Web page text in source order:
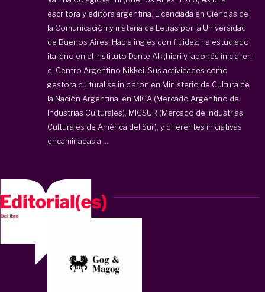
escritora y editora argentina. Licenciada en Ciencias de
la Comunicación y materia de Letras por la Universidad
de Buenos Aires. Habla inglés con fluidez, ha estudiado
italiano en el instituto Dante Alighieri y japonés inicial en
el Centro Argentino Nikkei. Sus actividades como
gestora cultural se iniciaron en Ministerio de Cultura de
la Nación Argentina, en MICA (Mercado Argentino de
Industrias Culturales), MICSUR (Mercado de Industrias
Culturales de América del Sur), y diferentes iniciativas
encaminadas a ...